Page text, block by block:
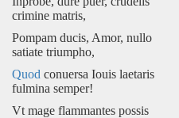
crimine matris,
Pompam ducis, Amor, nullo
satiate triumpho,
Quod conuersa Iouis laetaris
fulmina semper!
Vt mage flammantes possis